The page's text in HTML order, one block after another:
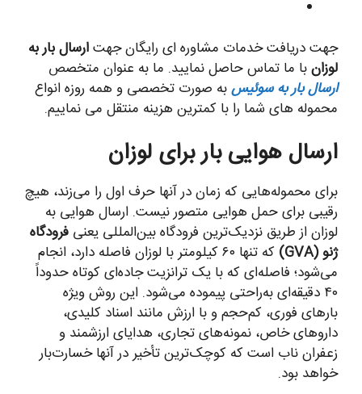
جهت دریافت خدمات مشاوره ای رایگان جهتارسال بار به
لوزانبا ما تماس حاصل نمایید. ما به عنوان متخصص
ارسال بار به سوئیسبه صورت تخصصی و همه روزه انواع
محموله های شما را با کمترین هزینه منتقل می نماییم.
ارسال هوایی بار برای لوزان
برای محموله‌هایی که زمان در آنها حرف اول را می‌زند، هیچ
رقیبی برای حمل هوایی متصور نیست. ارسال هوایی به
لوزان از طریق نزدیک‌ترین فرودگاه بین‌المللی یعنی فرودگاه
ژنو (GVA)
که تنها ۶۰ کیلومتر با لوزان فاصله دارد، انجام
می‌شود؛ فاصله‌ای که با یک ترانزیت جاده‌ای کوتاه حدوداً
۴۰ دقیقه‌ای به‌راحتی پیموده می‌شود. این روش ویژه
بارهای فوری، کم‌حجم و با ارزش مانند اسناد کلیدی،
داروهای خاص، نمونه‌های تجاری، هدایای ارزشمند و
زعفران ناب است که کوچک‌ترین تأخیر در آنها خسارت‌بار
خواهد بود.